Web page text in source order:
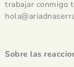
trabajar conmigo
Sobre las